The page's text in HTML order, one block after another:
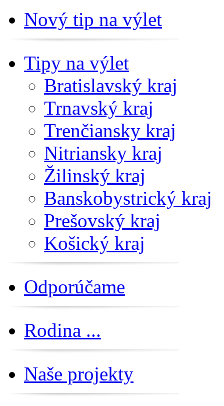
Nový tip na výlet
Tipy na výlet
Bratislavský kraj
Trnavský kraj
Trenčiansky kraj
Nitriansky kraj
Žilinský kraj
Banskobystrický kraj
Prešovský kraj
Košický kraj
Odporúčame
Rodina ...
Naše projekty